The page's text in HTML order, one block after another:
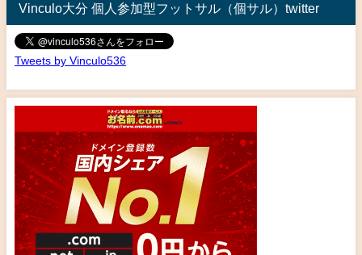
Vinculo大分 個人参加型フットサル（個サル）twitter
Tweets by Vinculo536